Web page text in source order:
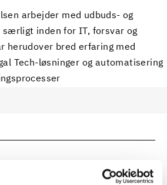
arbejder med udbuds- og
inden for IT, forsvar og
herudover bred erfaring med
Tech-løsninger og automatisering